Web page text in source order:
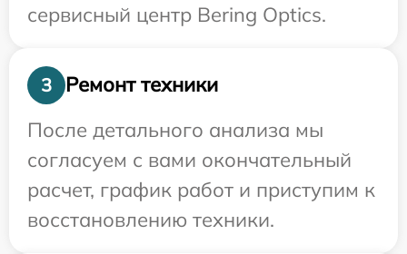
сервисный центр Bering Optics.
3
Ремонт техники
После детального анализа мы
согласуем с вами окончательный
расчет, график работ и приступим к
восстановлению техники.